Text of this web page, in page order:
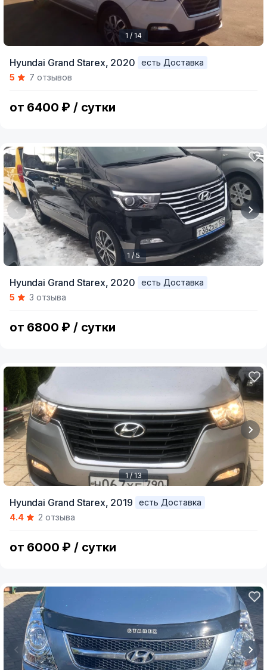
of
1 / 14
Hyundai Grand Starex, 2020
есть Доставка
5
7 отзывов
от 6400 ₽ / сутки
of
1 / 5
Hyundai Grand Starex, 2020
есть Доставка
5
3 отзыва
от 6800 ₽ / сутки
of
1 / 13
Hyundai Grand Starex, 2019
есть Доставка
4.4
2 отзыва
от 6000 ₽ / сутки